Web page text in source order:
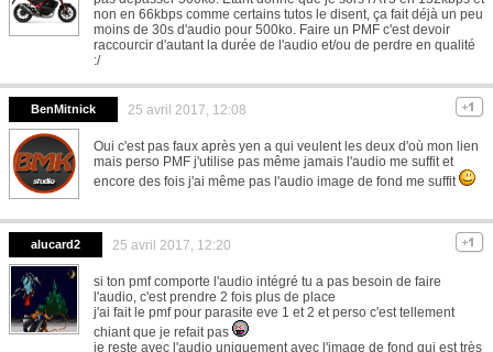
non en 66kbps comme certains tutos le disent, ça fait déjà un peu
moins de 30s d'audio pour 500ko. Faire un PMF c'est devoir
raccourcir d'autant la durée de l'audio et/ou de perdre en qualité
:/
BenMitnick 25 avril 2017, 12:08
Oui c'est pas faux après yen a qui veulent les deux d'où mon lien
mais perso PMF j'utilise pas même jamais l'audio me suffit et
encore des fois j'ai même pas l'audio image de fond me suffit
alucard2 25 avril 2017, 12:20
si ton pmf comporte l'audio intégré tu a pas besoin de faire
l'audio, c'est prendre 2 fois plus de place
j'ai fait le pmf pour parasite eve 1 et 2 et perso c'est tellement
chiant que je refait pas
je reste avec l'audio uniquement avec l'image de fond qui est très